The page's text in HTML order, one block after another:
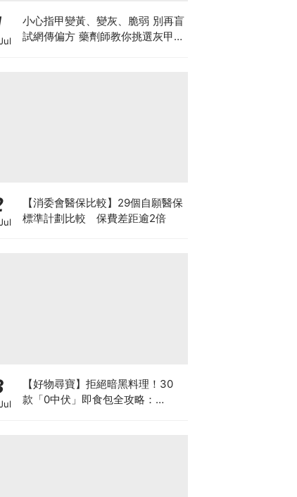
小心指甲變黃、變灰、脆弱 別再盲
試網傳偏方 藥劑師教你挑選灰甲產
【消委會醫保比較】29個自願醫保
標準計劃比較 保費差距逾2倍
【好物尋寶】拒絕暗黑料理！30
款「0中伏」即食包全攻略：